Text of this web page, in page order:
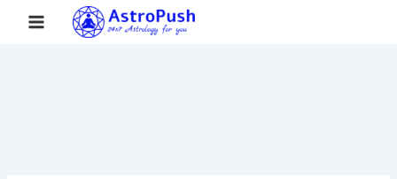
Main
Home अक्टूबर 2025 के शुभ मुहूर्त की पूरी गाइड: शुभ तिथियां और सुझाव